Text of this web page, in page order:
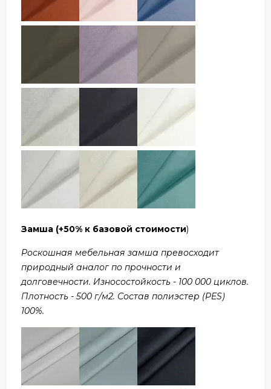
Замша (+50% к базовой стоимости)
Роскошная мебельная замша превосходит
природный аналог по прочности и
долговечности. Износостойкость - 100 000 циклов.
Плотность - 500 г/м2. Состав полиэстер (PES)
100%.